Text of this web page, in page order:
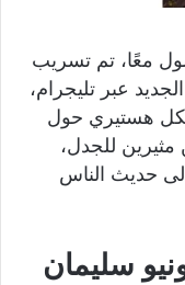
معًا، تم تسريب
عبر تليجرام،
هستيري حول
مثيرين للجدل،
حديث الناس
سليمان